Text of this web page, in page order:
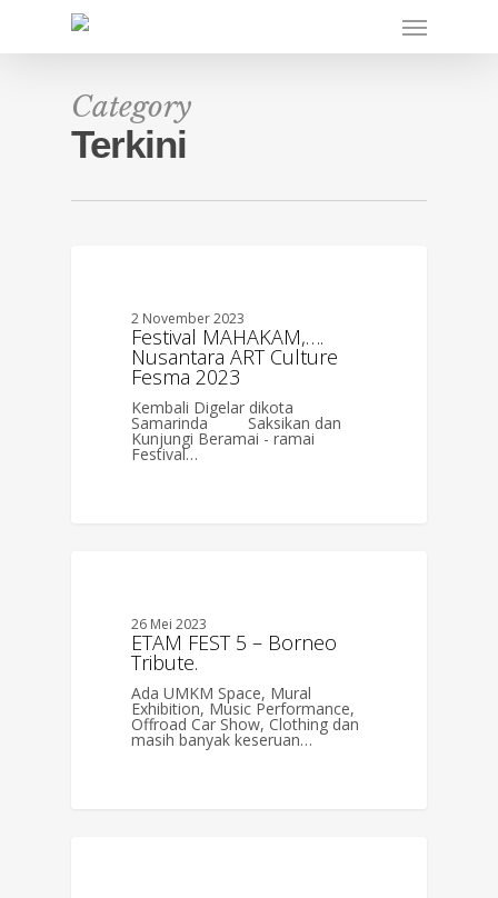
content
Menu
Category
Terkini
2 November 2023
Festival MAHAKAM,….
Nusantara ART Culture
Fesma 2023
Kembali Digelar dikota
Samarinda Saksikan dan
Kunjungi Beramai - ramai
Festival…
26 Mei 2023
ETAM FEST 5 – Borneo
Tribute.
Ada UMKM Space, Mural
Exhibition, Music Performance,
Offroad Car Show, Clothing dan
masih banyak keseruan…